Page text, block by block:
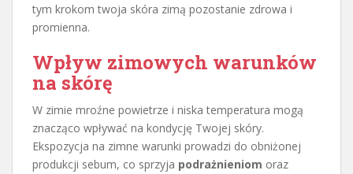
tym krokom twoja skóra zimą pozostanie zdrowa i
promienna.
Wpływ zimowych warunków
na skórę
W zimie mroźne powietrze i niska temperatura mogą
znacząco wpływać na kondycję Twojej skóry.
Ekspozycja na zimne warunki prowadzi do obniżonej
produkcji sebum, co sprzyja podrażnieniom oraz